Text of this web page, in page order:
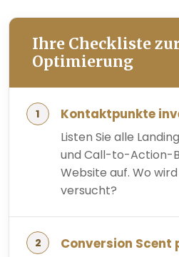
Ihre Checkliste
Optimierung
Kontaktpunkte
Listen Sie alle
und Call-to-Action-
Website auf. Wo
versucht?
Conversion Scent